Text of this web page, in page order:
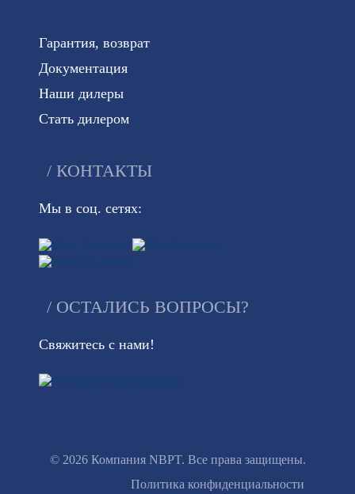
Гарантия, возврат
Документация
Наши дилеры
Стать дилером
КОНТАКТЫ
Мы в соц. сетях:
ОСТАЛИСЬ ВОПРОСЫ?
Свяжитесь с нами!
© 2026 Компания NBPT. Все права защищены.
Footer
Политика конфиденциальности